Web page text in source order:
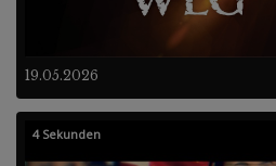
19.05.2026
4 Sekunden